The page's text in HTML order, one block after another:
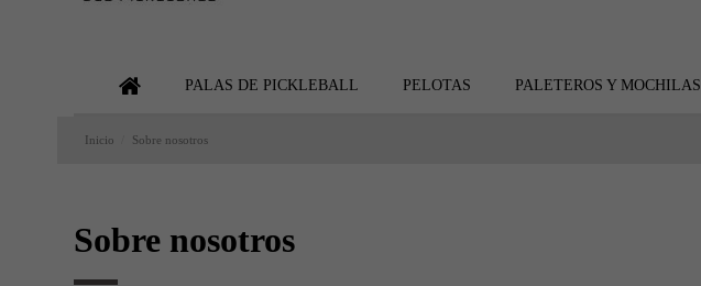
PALAS DE PICKLEBALL PELOTAS PALETEROS Y MOCHILAS
Inicio Sobre nosotros
Sobre nosotros